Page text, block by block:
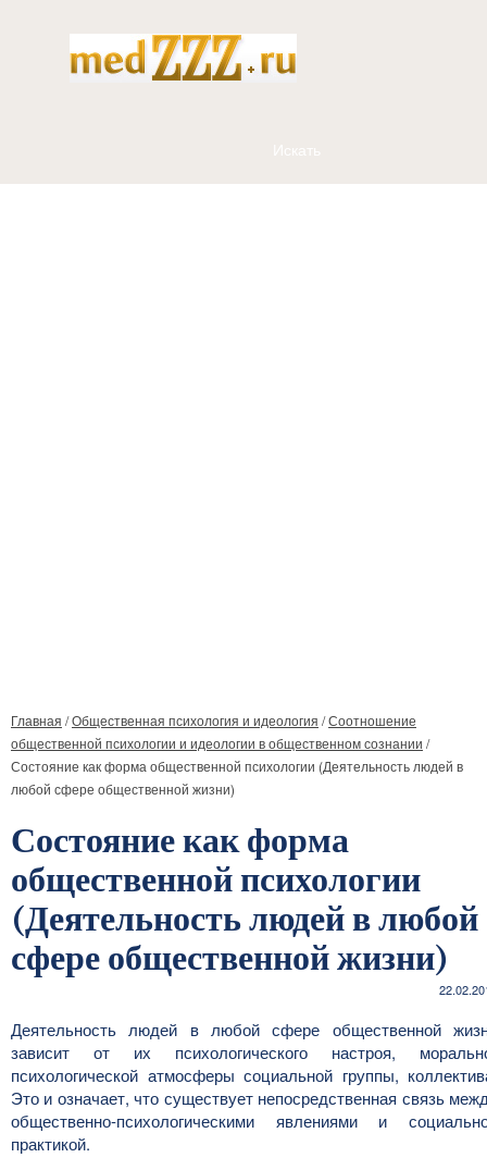
Главная /Общественная психология и идеология /Соотношение
общественной психологии и идеологии в общественном сознании /
Состояние как форма общественной психологии (Деятельность людей в
любой сфере общественной жизни)
Состояние как форма
общественной психологии
(Деятельность людей в любой
сфере общественной жизни)
Деятельность людей в любой сфере общественной
зависит от их психологического настроя,
психологической атмосферы социальной группы,
Это и означает, что существует непосредственная связь
общественно-психологическими явлениями и
практикой.